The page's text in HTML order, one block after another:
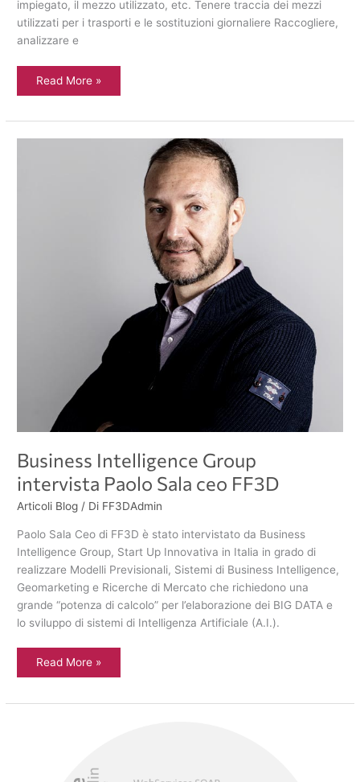
impiegato, il mezzo utilizzato, etc. Tenere traccia dei mezzi
utilizzati per i trasporti e le sostituzioni giornaliere Raccogliere,
analizzare e
Read More »
Business Intelligence Group
intervista Paolo Sala ceo FF3D
Articoli Blog / Di FF3DAdmin
Paolo Sala Ceo di FF3D è stato intervistato da Business
Intelligence Group, Start Up Innovativa in Italia in grado di
realizzare Modelli Previsionali, Sistemi di Business Intelligence,
Geomarketing e Ricerche di Mercato che richiedono una
grande “potenza di calcolo” per l’elaborazione dei BIG DATA e
lo sviluppo di sistemi di Intelligenza Artificiale (A.I.).
Business
Read More »